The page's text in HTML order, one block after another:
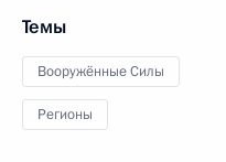
Темы
Вооружённые Силы
Регионы